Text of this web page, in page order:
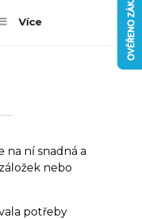
Více
na ní snadná a
nebo
potřeby